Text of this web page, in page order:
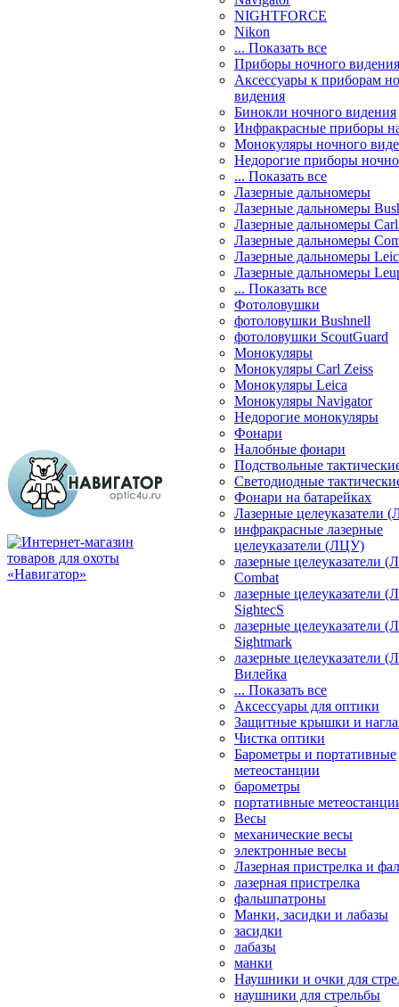
NIGHTFORCE
Nikon
... Показать все
Приборы ночного видения
Аксессуары к приборам
видения
Бинокли ночного видения
Инфракрасные приборы
Монокуляры ночного
Недорогие приборы
... Показать все
Лазерные дальномеры
Лазерные дальномеры
Лазерные дальномеры
Лазерные дальномеры
Лазерные дальномеры
Лазерные дальномеры
... Показать все
Фотоловушки
фотоловушки Bushnell
фотоловушки ScoutGuard
Монокуляры
Монокуляры Carl Zeiss
Монокуляры Leica
Монокуляры Navigator
Недорогие монокуляры
Фонари
Налобные фонари
Подствольные
Светодиодные
Фонари на батарейках
Лазерные целеуказатели
инфракрасные лазерные
целеуказатели (ЛЦУ)
лазерные целеуказатели
Combat
лазерные целеуказатели
SightecS
лазерные целеуказатели
Sightmark
лазерные целеуказатели
Вилейка
... Показать все
Аксессуары для оптики
Защитные крышки и
Чистка оптики
Барометры и портативные
метеостанции
барометры
портативные
Весы
механические весы
электронные весы
Лазерная пристрелка и
лазерная пристрелка
фальшпатроны
Манки, засидки и лабазы
засидки
лабазы
манки
Наушники и очки для
наушники для стрельбы